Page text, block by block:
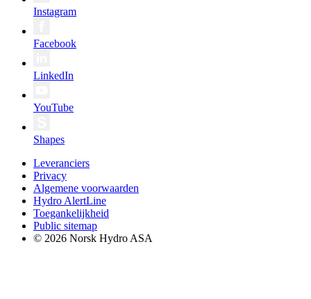
Instagram
Facebook
LinkedIn
YouTube
Shapes
Leveranciers
Privacy
Algemene voorwaarden
Hydro AlertLine
Toegankelijkheid
Public sitemap
© 2026 Norsk Hydro ASA